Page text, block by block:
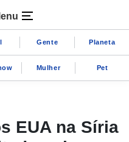
Gente Planeta
Mulher Pet
EUA na Síria